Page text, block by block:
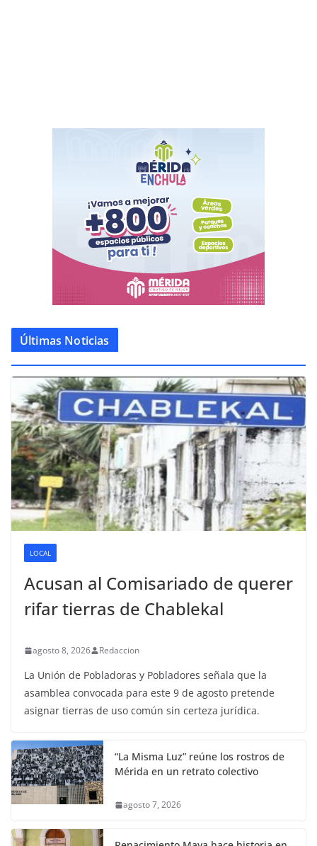
Últimas Noticias
LOCAL
Acusan al Comisariado de querer
rifar tierras de Chablekal
agosto 8, 2026 Redaccion
La Unión de Pobladoras y Pobladores señala que la
asamblea convocada para este 9 de agosto pretende
asignar tierras de uso común sin certeza jurídica.
“La Misma Luz” reúne los rostros de
Mérida en un retrato colectivo
agosto 7, 2026